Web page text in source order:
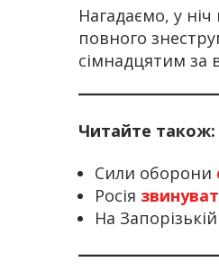
Нагадаємо, у
повного
сімнадцятим за
Читайте також:
Сили оборони
Росія
На